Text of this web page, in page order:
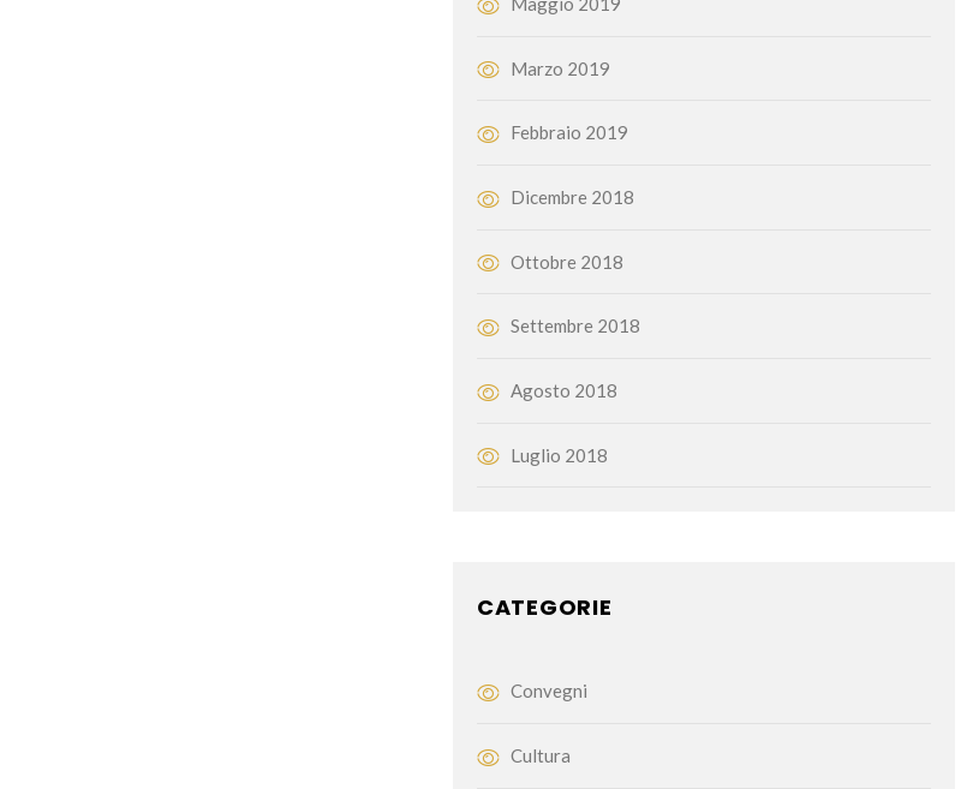
Marzo 2019
Febbraio 2019
Dicembre 2018
Ottobre 2018
Settembre 2018
Agosto 2018
Luglio 2018
CATEGORIE
Convegni
Cultura